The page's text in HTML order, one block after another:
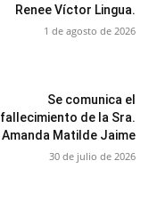
Renee Víctor Lingua.
1 de agosto de 2026
Se comunica el
fallecimiento de la Sra.
Amanda Matilde Jaime
30 de julio de 2026